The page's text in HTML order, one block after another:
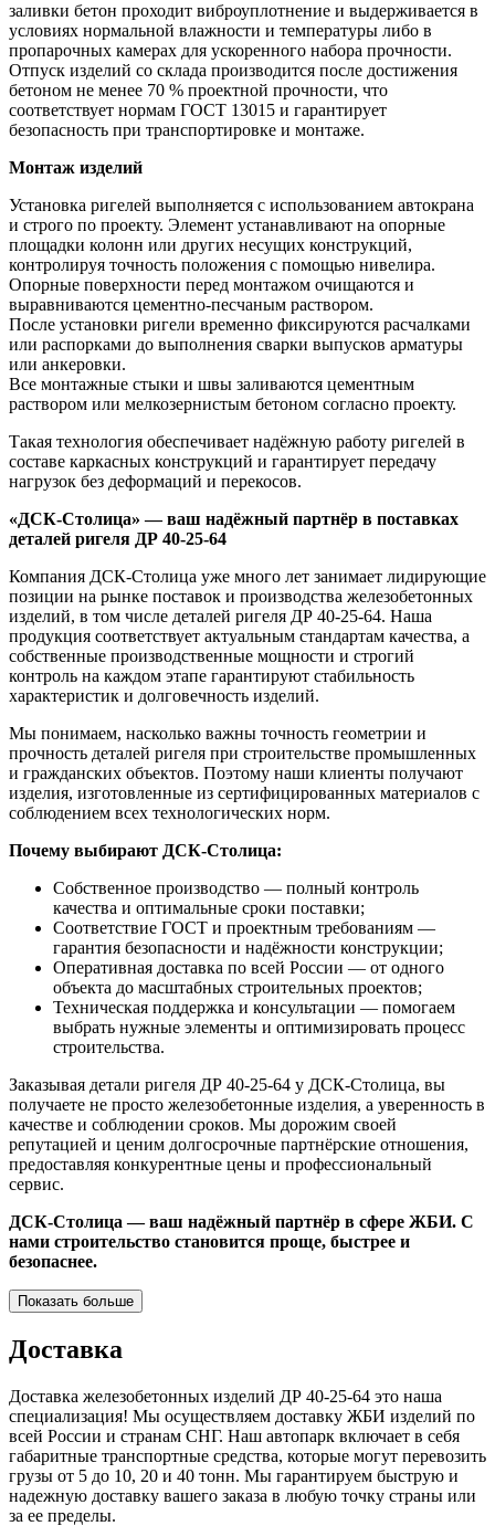
заливки бетон проходит виброуплотнение и выдерживается в
условиях нормальной влажности и температуры либо в
пропарочных камерах для ускоренного набора прочности.
Отпуск изделий со склада производится после достижения
бетоном не менее 70 % проектной прочности, что
соответствует нормам ГОСТ 13015 и гарантирует
безопасность при транспортировке и монтаже.
Монтаж изделий
Установка ригелей выполняется с использованием автокрана
и строго по проекту. Элемент устанавливают на опорные
площадки колонн или других несущих конструкций,
контролируя точность положения с помощью нивелира.
Опорные поверхности перед монтажом очищаются и
выравниваются цементно-песчаным раствором.
После установки ригели временно фиксируются расчалками
или распорками до выполнения сварки выпусков арматуры
или анкеровки.
Все монтажные стыки и швы заливаются цементным
раствором или мелкозернистым бетоном согласно проекту.
Такая технология обеспечивает надёжную работу ригелей в
составе каркасных конструкций и гарантирует передачу
нагрузок без деформаций и перекосов.
«ДСК-Столица» — ваш надёжный партнёр в поставках
деталей ригеля ДР 40-25-64
Компания ДСК-Столица уже много лет занимает лидирующие
позиции на рынке поставок и производства железобетонных
изделий, в том числе деталей ригеля ДР 40-25-64. Наша
продукция соответствует актуальным стандартам качества, а
собственные производственные мощности и строгий
контроль на каждом этапе гарантируют стабильность
характеристик и долговечность изделий.
Мы понимаем, насколько важны точность геометрии и
прочность деталей ригеля при строительстве промышленных
и гражданских объектов. Поэтому наши клиенты получают
изделия, изготовленные из сертифицированных материалов с
соблюдением всех технологических норм.
Почему выбирают ДСК-Столица:
Собственное производство — полный контроль
качества и оптимальные сроки поставки;
Соответствие ГОСТ и проектным требованиям —
гарантия безопасности и надёжности конструкции;
Оперативная доставка по всей России — от одного
объекта до масштабных строительных проектов;
Техническая поддержка и консультации — помогаем
выбрать нужные элементы и оптимизировать процесс
строительства.
Заказывая детали ригеля ДР 40-25-64 у ДСК-Столица, вы
получаете не просто железобетонные изделия, а уверенность в
качестве и соблюдении сроков. Мы дорожим своей
репутацией и ценим долгосрочные партнёрские отношения,
предоставляя конкурентные цены и профессиональный
сервис.
ДСК-Столица — ваш надёжный партнёр в сфере ЖБИ. С
нами строительство становится проще, быстрее и
безопаснее.
Показать больше
Доставка
Доставка железобетонных изделий ДР 40-25-64 это наша
специализация! Мы осуществляем доставку ЖБИ изделий по
всей России и странам СНГ. Наш автопарк включает в себя
габаритные транспортные средства, которые могут перевозить
грузы от 5 до 10, 20 и 40 тонн. Мы гарантируем быструю и
надежную доставку вашего заказа в любую точку страны или
за ее пределы.